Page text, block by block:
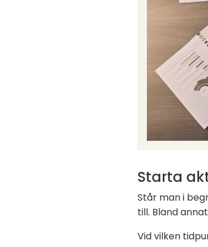
Starta
Står man i
till. Bland
Vid vilken